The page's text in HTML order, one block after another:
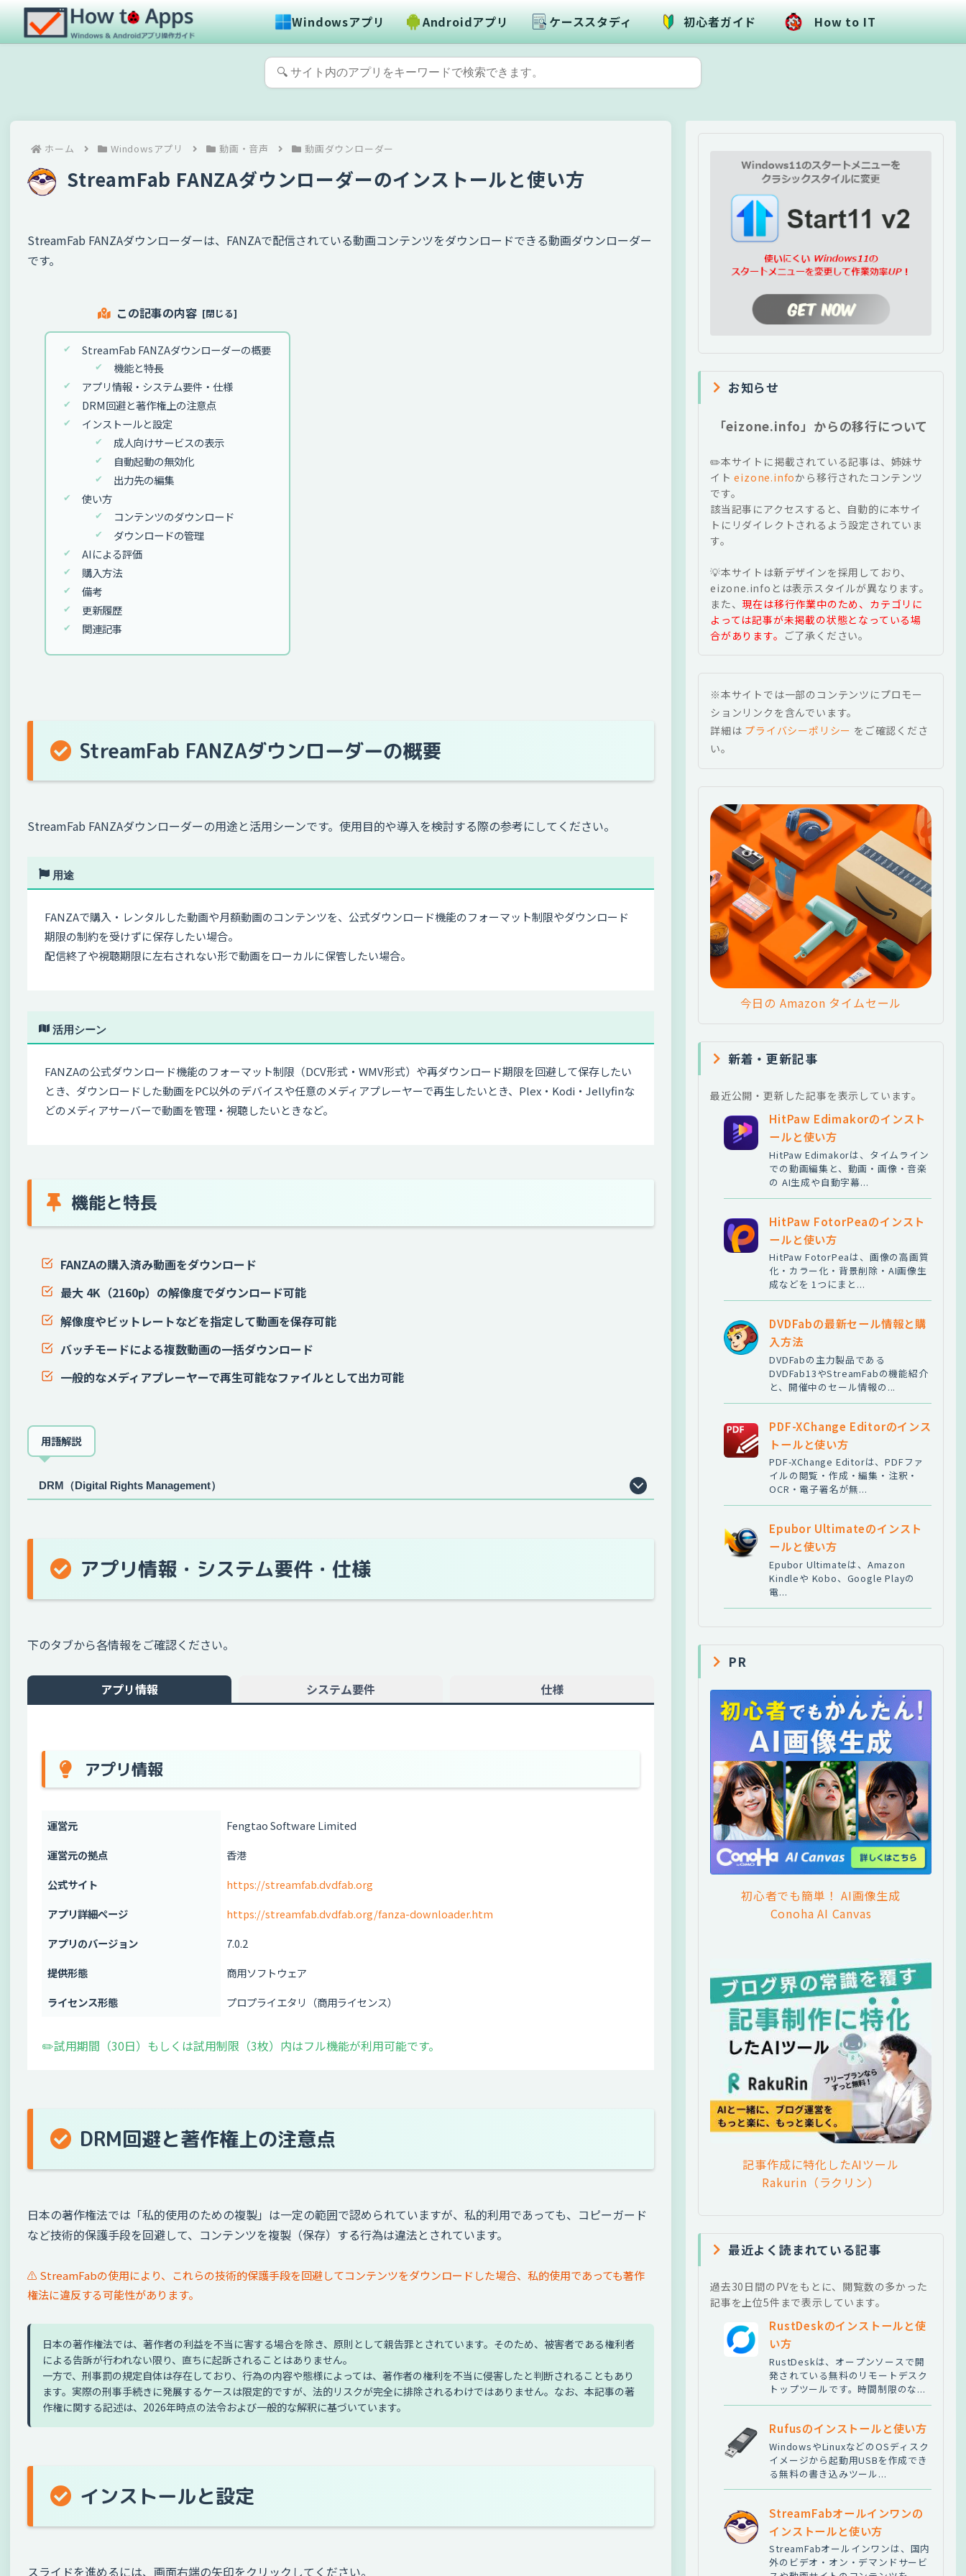
Windowsアプリ Androidアプリ ケーススタディ 初心者ガイド How to IT
ホーム Windowsアプリ 動画・音声 動画ダウンローダー
StreamFab FANZAダウンローダーのインストールと使い方
StreamFab FANZAダウンローダーは、FANZAで配信されている動画コンテンツをダウンロードできる動画ダウンローダー
です。
この記事の内容
StreamFab FANZAダウンローダーの概要
機能と特長
アプリ情報・システム要件・仕様
DRM回避と著作権上の注意点
インストールと設定
成人向けサービスの表示
自動起動の無効化
出力先の編集
使い方
コンテンツのダウンロード
ダウンロードの管理
AIによる評価
購入方法
備考
更新履歴
関連記事
StreamFab FANZAダウンローダーの概要
StreamFab FANZAダウンローダーの用途と活用シーンです。使用目的や導入を検討する際の参考にしてください。
用途
FANZAで購入・レンタルした動画や月額動画のコンテンツを、公式ダウンロード機能のフォーマット制限やダウンロード
期限の制約を受けずに保存したい場合。
配信終了や視聴期限に左右されない形で動画をローカルに保管したい場合。
活用シーン
FANZAの公式ダウンロード機能のフォーマット制限（DCV形式・WMV形式）や再ダウンロード期限を回避して保存したい
とき、ダウンロードした動画をPC以外のデバイスや任意のメディアプレーヤーで再生したいとき、Plex・Kodi・Jellyfinな
どのメディアサーバーで動画を管理・視聴したいときなど。
機能と特長
FANZAの購入済み動画をダウンロード
最大 4K（2160p）の解像度でダウンロード可能
解像度やビットレートなどを指定して動画を保存可能
バッチモードによる複数動画の一括ダウンロード
一般的なメディアプレーヤーで再生可能なファイルとして出力可能
用語解説
DRM（Digital Rights Management）
アプリ情報・システム要件・仕様
下のタブから各情報をご確認ください。
アプリ情報 システム要件 仕様
アプリ情報
運営元
Fengtao Software Limited
運営元の拠点
香港
公式サイト
https://streamfab.dvdfab.org
アプリ詳細ページ
https://streamfab.dvdfab.org/fanza-downloader.htm
アプリのバージョン
7.0.2
提供形態
商用ソフトウェア
ライセンス形態
プロプライエタリ（商用ライセンス）
✏️試用期間（30日）もしくは試用制限（3枚）内はフル機能が利用可能です。
DRM回避と著作権上の注意点
日本の著作権法では「私的使用のための複製」は一定の範囲で認められていますが、私的利用であっても、コピーガード
など技術的保護手段を回避して、コンテンツを複製（保存）する行為は違法とされています。
⚠️ StreamFabの使用により、これらの技術的保護手段を回避してコンテンツをダウンロードした場合、私的使用であっても著作
権法に違反する可能性があります。
日本の著作権法では、著作者の利益を不当に害する場合を除き、原則として親告罪とされています。そのため、被害者である権利者
による告訴が行われない限り、直ちに起訴されることはありません。
一方で、刑事罰の規定自体は存在しており、行為の内容や態様によっては、著作者の権利を不当に侵害したと判断されることもあり
ます。実際の刑事手続きに発展するケースは限定的ですが、法的リスクが完全に排除されるわけではありません。なお、本記事の著
作権に関する記述は、2026年時点の法令および一般的な解釈に基づいています。
インストールと設定
スライドを進めるには、画面右端の矢印をクリックしてください。
お知らせ
「eizone.info」からの移行について
✏️本サイトに掲載されている記事は、姉妹サ
イト eizone.infoから移行されたコンテンツ
です。
該当記事にアクセスすると、自動的に本サイ
トにリダイレクトされるよう設定されていま
す。
💡本サイトは新デザインを採用しており、
eizone.infoとは表示スタイルが異なります。
また、 現在は移行作業中のため、カテゴリに
よっては記事が未掲載の状態となっている場
合があります。 ご了承ください。
※本サイトでは一部のコンテンツにプロモー
ションリンクを含んでいます。
詳細は プライバシーポリシー をご確認くださ
い。
今日の Amazon タイムセール
新着・更新記事
最近公開・更新した記事を表示しています。
HitPaw Edimakorのインスト
ールと使い方
HitPaw Edimakorは、タイムライン
での動画編集と、動画・画像・音楽
の AI生成や自動字幕...
HitPaw FotorPeaのインスト
ールと使い方
HitPaw FotorPeaは、画像の高画質
化・カラー化・背景削除・AI画像生
成などを 1つにまと...
DVDFabの最新セール情報と購
入方法
DVDFabの主力製品である
DVDFab13やStreamFabの機能紹介
と、開催中のセール情報の...
PDF-XChange Editorのインス
トールと使い方
PDF-XChange Editorは、PDFファ
イルの閲覧・作成・編集・注釈・
OCR・電子署名が無...
Epubor Ultimateのインスト
ールと使い方
Epubor Ultimateは、Amazon
Kindleや Kobo、Google Playの
電...
PR
初心者でも簡単！ AI画像生成
Conoha AI Canvas
記事作成に特化したAIツール
Rakurin（ラクリン）
最近よく読まれている記事
過去30日間のPVをもとに、閲覧数の多かった
記事を上位5件まで表示しています。
RustDeskのインストールと使
い方
RustDeskは、オープンソースで開
発されている無料のリモートデスク
トップツールです。時間制限のな...
Rufusのインストールと使い方
WindowsやLinuxなどのOSディスク
イメージから起動用USBを作成でき
る無料の書き込みツール...
StreamFabオールインワンの
インストールと使い方
StreamFabオールインワンは、国内
外のビデオ・オン・デマンドサービ